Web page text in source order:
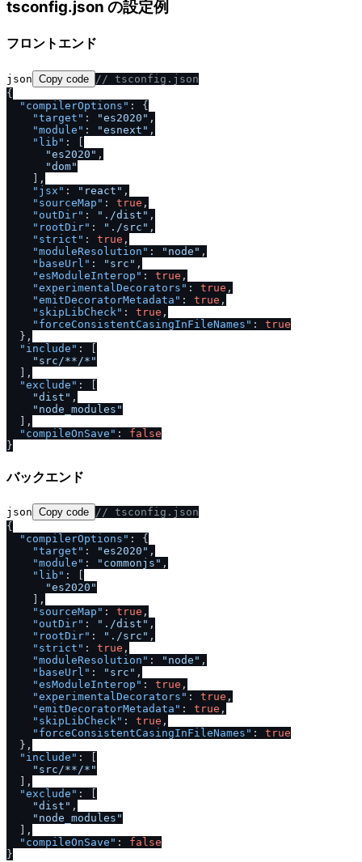
tsconfig.json の設定例
フロントエンド
json Copy code / / tsconfig.json
{
"compilerOptions" :
{
"target" : "es2020" ,
"module" : "esnext" ,
"lib" :
[
"es2020" ,
"dom"
] ,
"jsx" : "react" ,
"sourceMap" : true ,
"outDir" : ". /dist" ,
"rootDir" : ". /src" ,
"strict" : true ,
"moduleResolution" : "node" ,
"baseUrl" : "src" ,
"esModuleInterop" : true ,
"experimentalDecorators" : true ,
"emitDecoratorMetadata" : true ,
"skipLibCheck" : true ,
"forceConsistentCasingInFileNames" :
true
} ,
"include" :
[
"src /** /*"
] ,
"exclude" :
[
"dist" ,
"node_modules"
] ,
"compileOnSave" :
false
}
バックエンド
json Copy code // tsconfig.json
{
"compilerOptions" :
{
"target" : "es2020" ,
"module" : "commonjs" ,
"lib" :
"es2020"
,
"sourceMap" : true ,
"outDir" : ". /dist" ,
"rootDir" : ". /src" ,
"strict" : true ,
"moduleResolution" : "node" ,
"baseUrl" : "src" ,
"esModuleInterop" : true ,
"experimentalDecorators" : true ,
"emitDecoratorMetadata" : true ,
"skipLibCheck" : true ,
"forceConsistentCasingInFileNames" :
true
} ,
"include" :
"src/**/*"
,
"exclude" :
"dist" ,
"node_modules"
,
"compileOnSave" :
false
}